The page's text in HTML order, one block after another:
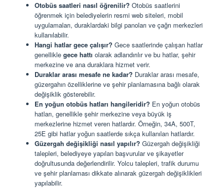
Otobüs saatleri nasıl öğrenilir? Otobüs saatlerini
öğrenmek için belediyelerin resmi web siteleri, mobil
uygulamaları, duraklardaki bilgi panoları ve çağrı merkezleri
kullanılabilir.
Hangi hatlar gece çalışır? Gece saatlerinde çalışan hatlar
genellikle gece hattı olarak adlandırılır ve bu hatlar, şehir
merkezine ve ana duraklara hizmet verir.
Duraklar arası mesafe ne kadar? Duraklar arası mesafe,
güzergahın özelliklerine ve şehir planlamasına bağlı olarak
değişiklik gösterebilir.
En yoğun otobüs hatları hangileridir? En yoğun otobüs
hatları, genellikle şehir merkezine veya büyük iş
merkezlerine hizmet veren hatlardır. Örneğin, 34A, 500T,
25E gibi hatlar yoğun saatlerde sıkça kullanılan hatlardır.
Güzergah değişikliği nasıl yapılır? Güzergah değişikliği
talepleri, belediyeye yapılan başvurular ve şikayetler
doğrultusunda değerlendirilir. Yolcu talepleri, trafik durumu
ve şehir planlaması dikkate alınarak güzergah değişiklikleri
yapılabilir.